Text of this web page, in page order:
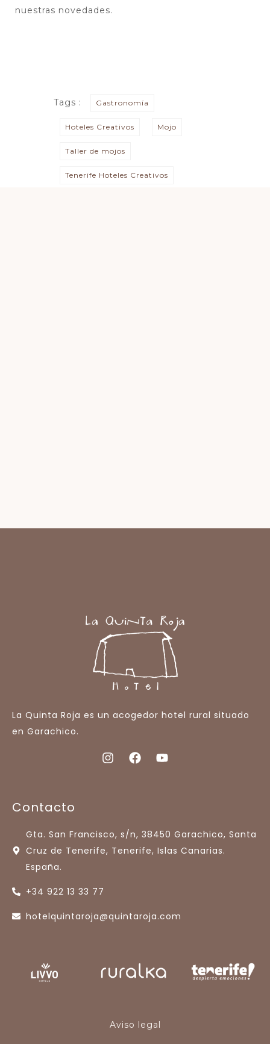
nuestras novedades.
Tags : Gastronomía
Hoteles Creativos Mojo
Taller de mojos
Tenerife Hoteles Creativos
La Quinta Roja es un acogedor hotel rural situado
en Garachico.
Contacto
Gta. San Francisco, s/n, 38450 Garachico, Santa
Cruz de Tenerife, Tenerife, Islas Canarias.
España.
+34 922 13 33 77
hotelquintaroja@quintaroja.com
Aviso legal